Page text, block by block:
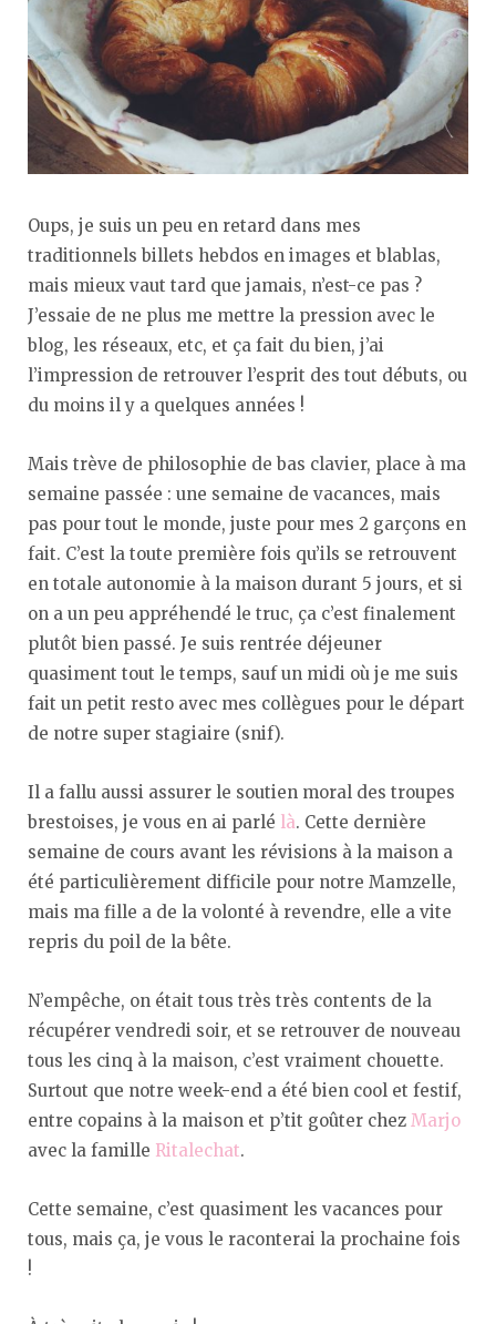
Oups, je suis un peu en retard dans mes
traditionnels billets hebdos en images et blablas,
mais mieux vaut tard que jamais, n’est-ce pas ?
J’essaie de ne plus me mettre la pression avec le
blog, les réseaux, etc, et ça fait du bien, j’ai
l’impression de retrouver l’esprit des tout débuts, ou
du moins il y a quelques années !
Mais trève de philosophie de bas clavier, place à ma
semaine passée : une semaine de vacances, mais
pas pour tout le monde, juste pour mes 2 garçons en
fait. C’est la toute première fois qu’ils se retrouvent
en totale autonomie à la maison durant 5 jours, et si
on a un peu appréhendé le truc, ça c’est finalement
plutôt bien passé. Je suis rentrée déjeuner
quasiment tout le temps, sauf un midi où je me suis
fait un petit resto avec mes collègues pour le départ
de notre super stagiaire (snif).
Il a fallu aussi assurer le soutien moral des troupes
brestoises, je vous en ai parlé là. Cette dernière
semaine de cours avant les révisions à la maison a
été particulièrement difficile pour notre Mamzelle,
mais ma fille a de la volonté à revendre, elle a vite
repris du poil de la bête.
N’empêche, on était tous très très contents de la
récupérer vendredi soir, et se retrouver de nouveau
tous les cinq à la maison, c’est vraiment chouette.
Surtout que notre week-end a été bien cool et festif,
entre copains à la maison et p’tit goûter chez Marjo
avec la famille Ritalechat.
Cette semaine, c’est quasiment les vacances pour
tous, mais ça, je vous le raconterai la prochaine fois
!